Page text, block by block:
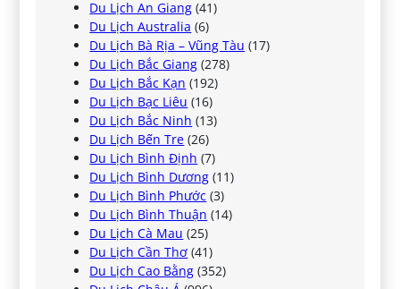
Du Lịch An Giang (41)
Du Lịch Australia (6)
Du Lịch Bà Rịa – Vũng Tàu (17)
Du Lịch Bắc Giang (278)
Du Lịch Bắc Kạn (192)
Du Lịch Bạc Liêu (16)
Du Lịch Bắc Ninh (13)
Du Lịch Bến Tre (26)
Du Lịch Bình Định (7)
Du Lịch Bình Dương (11)
Du Lịch Bình Phước (3)
Du Lịch Bình Thuận (14)
Du Lịch Cà Mau (25)
Du Lịch Cần Thơ (41)
Du Lịch Cao Bằng (352)